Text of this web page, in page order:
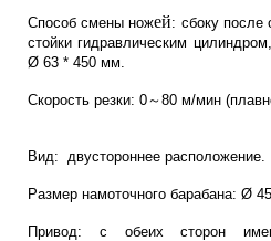
Способ смены ножей: сбоку после
стойки гидравлическим
Ø 63 * 450 мм.
Скорость резки: 0～80 м/мин
Вид: двустороннее расположение.
Размер намоточного барабана: Ø
Привод: с обеих сторон